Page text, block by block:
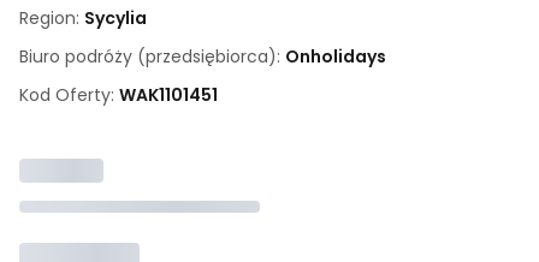
Region: Sycylia
Biuro podróży (przedsiębiorca): Onholidays
Kod Oferty: WAK1101451